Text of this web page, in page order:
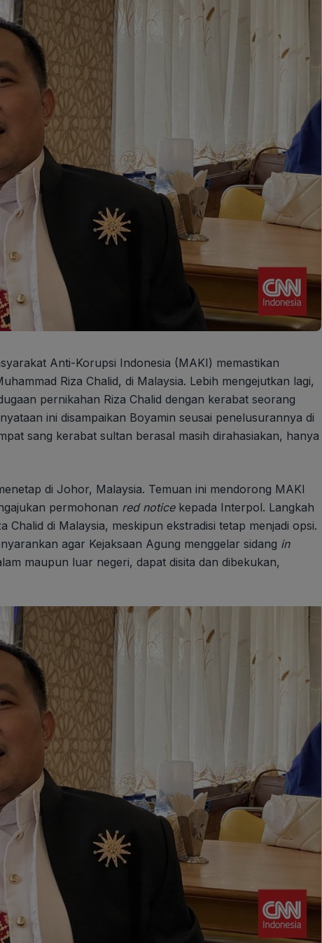
Anti-Korupsi Indonesia (MAKI) memastikan
Riza Chalid, di Malaysia. Lebih mengejutkan lagi,
pernikahan Riza Chalid dengan kerabat seorang
ini disampaikan Boyamin seusai penelusurannya di
sang kerabat sultan berasal masih dirahasiakan, hanya
di Johor, Malaysia. Temuan ini mendorong MAKI
permohonan red noticekepada Interpol. Langkah
di Malaysia, meskipun ekstradisi tetap menjadi opsi.
agar Kejaksaan Agung menggelar sidang in
maupun luar negeri, dapat disita dan dibekukan,